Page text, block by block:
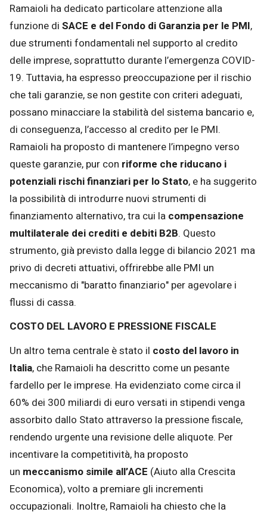
Ramaioli ha dedicato particolare attenzione alla
funzione di SACE e del Fondo di Garanzia per le PMI,
due strumenti fondamentali nel supporto al credito
delle imprese, soprattutto durante l’emergenza COVID-
19. Tuttavia, ha espresso preoccupazione per il rischio
che tali garanzie, se non gestite con criteri adeguati,
possano minacciare la stabilità del sistema bancario e,
di conseguenza, l’accesso al credito per le PMI.
Ramaioli ha proposto di mantenere l’impegno verso
queste garanzie, pur con riforme che riducano i
potenziali rischi finanziari per lo Stato, e ha suggerito
la possibilità di introdurre nuovi strumenti di
finanziamento alternativo, tra cui la compensazione
multilaterale dei crediti e debiti B2B. Questo
strumento, già previsto dalla legge di bilancio 2021 ma
privo di decreti attuativi, offrirebbe alle PMI un
meccanismo di "baratto finanziario" per agevolare i
flussi di cassa.
COSTO DEL LAVORO E PRESSIONE FISCALE
Un altro tema centrale è stato il costo del lavoro in
Italia, che Ramaioli ha descritto come un pesante
fardello per le imprese. Ha evidenziato come circa il
60% dei 300 miliardi di euro versati in stipendi venga
assorbito dallo Stato attraverso la pressione fiscale,
rendendo urgente una revisione delle aliquote. Per
incentivare la competitività, ha proposto
un meccanismo simile all’ACE (Aiuto alla Crescita
Economica), volto a premiare gli incrementi
occupazionali. Inoltre, Ramaioli ha chiesto che la